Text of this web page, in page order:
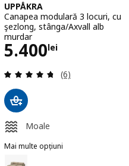
Total recenzii:
gri
UPPÅKRA
Canapea modulară 3 locuri, cu
şezlong, stânga/Axvall alb
murdar
5.400lei
Preţ 5400lei
Evaluare: 4.7
(6)
Moale
Mai multe opțiuni
Opțiune: UPPÅKRA, Canapea